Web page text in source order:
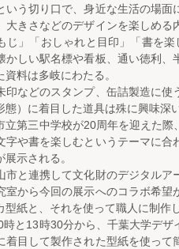
いう切り口で、身近な生活の場
大きさなどのデザインを楽しめる
じ」「おしゃれと目印」「書を
かしい駅名標や看板、通い徳利
料は多岐にわたる。
印などのスタンプ、缶詰製造に使
）に着目した道具は殊に興味深い
立第三中学校が20周年を迎えた
字や書を楽しむというテーマに
示される。
市と連携して文化財のデジタル
室から今回の展示へのコラボ希
型紙と、それを使って職人に制作
と13時30分から、千葉大学デ
着目して製作された型紙を使っ